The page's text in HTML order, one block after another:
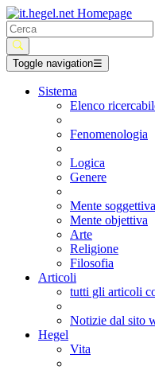
Toggle navigation☰
Sistema
Elenco
Fenomenologia
Logica
Genere
Mente soggettiva
Mente objettiva
Arte
Religione
Filosofia
Articoli
tutti gli articoli
Notizie dal sito
Hegel
Vita